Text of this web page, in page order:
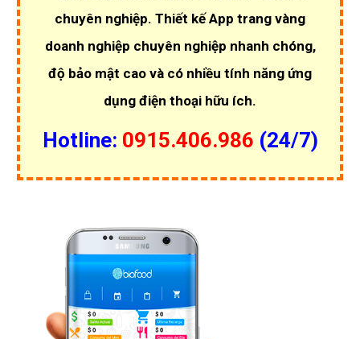
chuyên nghiệp. Thiết kế App trang vàng
doanh nghiệp chuyên nghiệp nhanh chóng,
độ bảo mật cao và có nhiều tính năng ứng
dụng điện thoại hữu ích.
Hotline: 0915.406.986 (24/7)